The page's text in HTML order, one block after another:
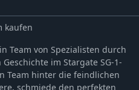
kaufen
Team von Spezialisten durch
im Stargate SG-1-
Team hinter die feindlichen
schmiede den perfekten